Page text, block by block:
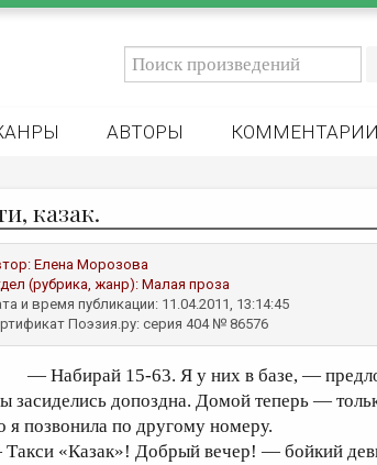
АВТОРЫ КОММЕНТАРИИ
казак.
Елена Морозова
(рубрика, жанр):Малая проза
и время публикации: 11.04.2011, 13:14:45
Поэзия.ру: серия 404 № 86576
— Набирай 15-63. Я у них в базе, —
засиделись допоздна. Домой теперь —
я позвонила по другому номеру.
«Казак»! Добрый вечер! — бойкий